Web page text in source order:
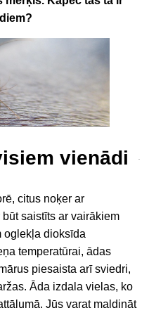
vienādi
citus noķer ar
saistīts ar vairākiem
oglekļa dioksīda
temperatūrai, ādas
piesaista arī sviedri,
Āda izdala vielas, ko
Jūs varat maldināt